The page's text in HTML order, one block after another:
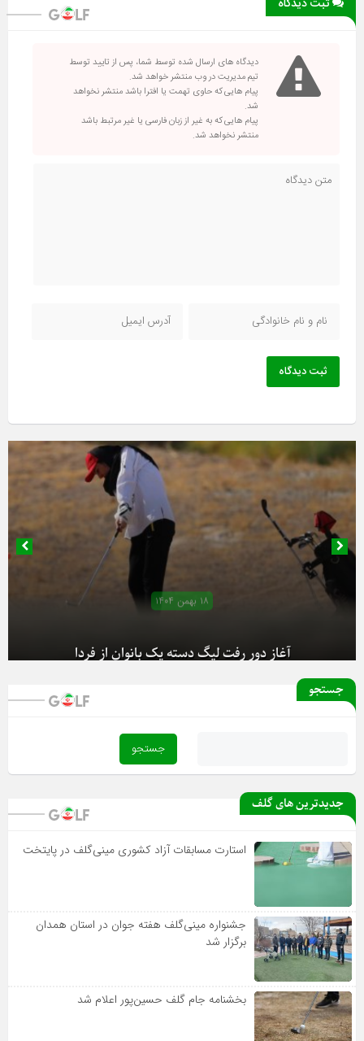
دیدگاه های ارسال شده توسط شما، پس از تایید توسط
تیم مدیریت در وب منتشر خواهد شد.
پیام هایی که حاوی تهمت یا افترا باشد منتشر نخواهد
شد.
پیام هایی که به غیر از زبان فارسی یا غیر مرتبط باشد
منتشر نخواهد شد.
ثبت دیدگاه
۱۸ بهمن ۱۴۰۴
جستجو
جدیدترین های گلف
استارت مسابقات آزاد کشوری مینی‌گلف در پایتخت
جشنواره مینی‌گلف هفته جوان در استان همدان
برگزار شد
بخشنامه جام گلف حسین‌پور اعلام شد